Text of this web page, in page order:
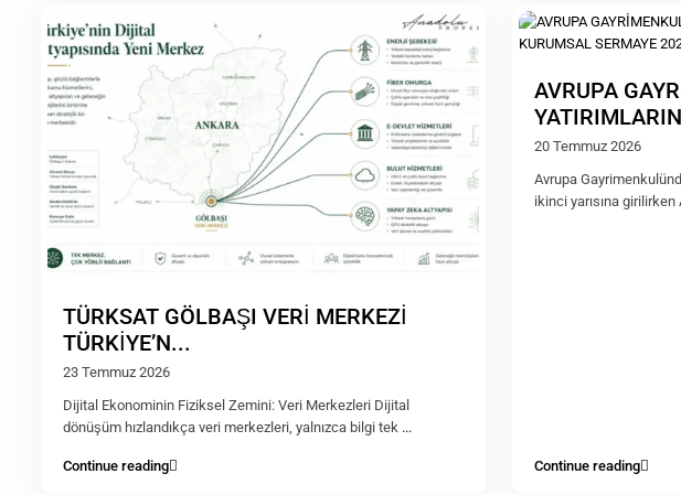
TÜRKSAT GÖLBAŞI VERİ MERKEZİ
TÜRKİYE’N...
23 Temmuz 2026
Dijital Ekonominin Fiziksel Zemini: Veri Merkezleri Dijital
dönüşüm hızlandıkça veri merkezleri, yalnızca bilgi tek ...
Continue reading
AVRUPA
20 Temmuz 2026
Avrupa
ikinci yarısına
Continue reading